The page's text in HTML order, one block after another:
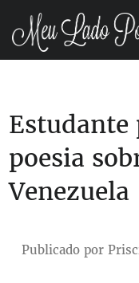
REGISTRO
POETAS
BLOG
poesia
Venezuela
Publicado por